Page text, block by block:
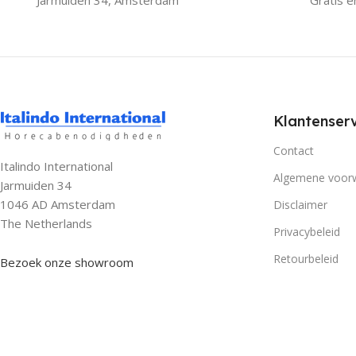
Italindo International
Jarmuiden 34
1046 AD Amsterdam
The Netherlands
Bezoek onze showroom
Contact
Algemene
Disclaimer
Privacybeleid
Retourbeleid